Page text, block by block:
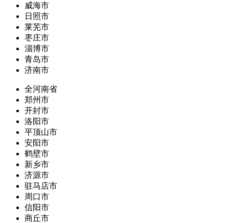
威海市
日照市
莱芜市
枣庄市
淄博市
青岛市
济南市
全河南省
郑州市
开封市
洛阳市
平顶山市
安阳市
鹤壁市
新乡市
济源市
驻马店市
周口市
信阳市
商丘市